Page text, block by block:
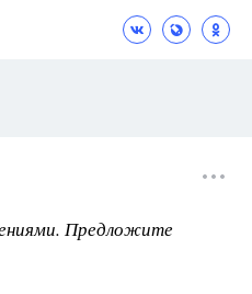
Предложите